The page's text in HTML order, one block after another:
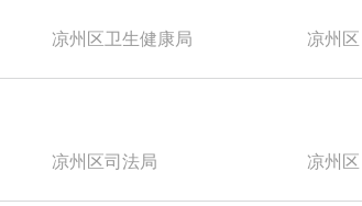
凉州区卫生健康局 凉州区
凉州区司法局 凉州区